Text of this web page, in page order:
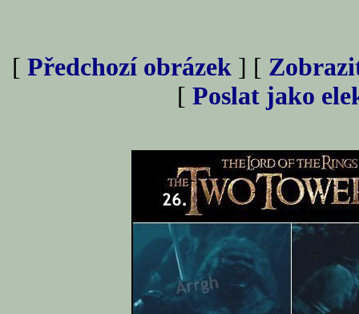
[ Předchozí obrázek ] [
[ Poslat jako